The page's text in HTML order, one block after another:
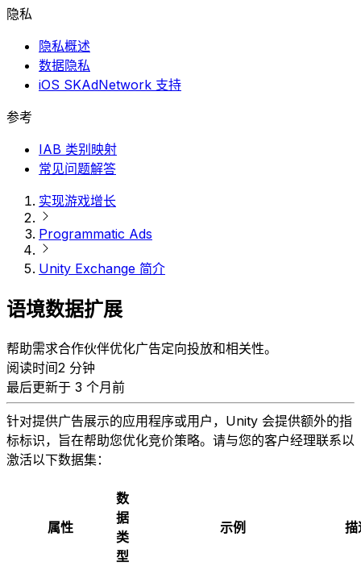
隐私
隐私概述
数据隐私
iOS SKAdNetwork 支持
参考
IAB 类别映射
常见问题解答
实现游戏增长
Programmatic Ads
Unity Exchange 简介
语境数据扩展
帮助需求合作伙伴优化广告定向投放和相关性。
阅读时间2 分钟
最后更新于 3 个月前
针对提供广告展示的应用程序或用户，Unity 会提供额外的指
标标识，旨在帮助您优化竞价策略。请与您的客户经理联系以
激活以下数据集：
属性
数
据
类
型
示例 描